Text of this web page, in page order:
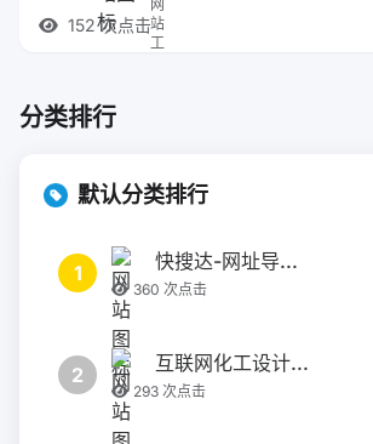
152 次点击
分类排行
默认分类排行
1 快搜达-网址导...
360 次点击
2 互联网化工设计...
293 次点击